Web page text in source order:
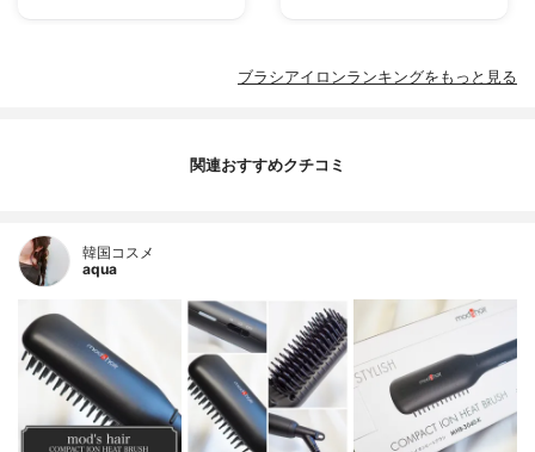
ブラシアイロンランキングをもっと見る
関連おすすめクチコミ
韓国コスメ
aqua